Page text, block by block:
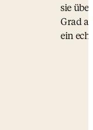
sie
Grad
ein